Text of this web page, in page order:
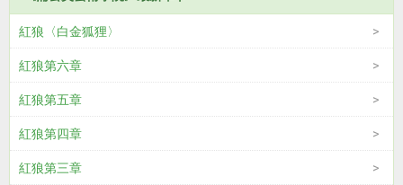
紅狼〈白金狐狸〉
紅狼第六章
紅狼第五章
紅狼第四章
紅狼第三章